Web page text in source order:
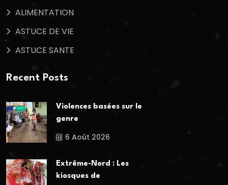
ALIMENTATION
ASTUCE DE VIE
ASTUCE SANTE
Recent Posts
Violences basées sur le
genre
6 Août 2026
Extrême-Nord : Les
kiosques de